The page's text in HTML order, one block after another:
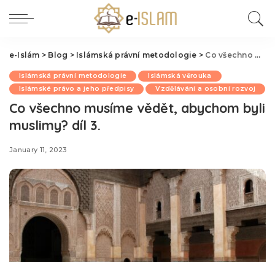
e-Islám > Blog > Islámská právní metodologie > Co všechno musíme vědět, abychom byli muslimy? díl 3.
Islámská právní metodologie
Islámská věrouka
Islámské právo a jeho předpisy
Vzdělávání a osobní rozvoj
Co všechno musíme vědět, abychom byli
muslimy? díl 3.
January 11, 2023